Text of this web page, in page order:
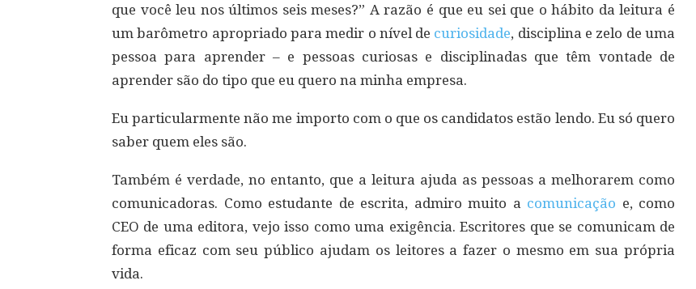
que você leu nos últimos seis meses?” A razão é que eu sei que o hábito da leitura é
um barômetro apropriado para medir o nível de curiosidade, disciplina e zelo de uma
pessoa para aprender – e pessoas curiosas e disciplinadas que têm vontade de
aprender são do tipo que eu quero na minha empresa.
Eu particularmente não me importo com o que os candidatos estão lendo. Eu só quero
saber quem eles são.
Também é verdade, no entanto, que a leitura ajuda as pessoas a melhorarem como
comunicadoras. Como estudante de escrita, admiro muito a comunicação e, como
CEO de uma editora, vejo isso como uma exigência. Escritores que se comunicam de
forma eficaz com seu público ajudam os leitores a fazer o mesmo em sua própria
vida.